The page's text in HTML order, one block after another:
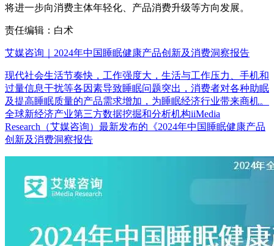
将进一步向消费主体年轻化、产品消费升级等方向发展。
责任编辑：白术
艾媒咨询｜2024年中国睡眠健康产品创新及消费洞察报告
现代社会生活节奏快，工作强度大，生活与工作压力、手机和
过量信息干扰等各因素导致睡眠问题突出，消费者对各种助眠
及提高睡眠质量的产品需求增加，为睡眠经济行业带来商机。
全球新经济产业第三方数据挖掘和分析机构iiMedia
Research（艾媒咨询）最新发布的《2024年中国睡眠健康产品
创新及消费洞察报告